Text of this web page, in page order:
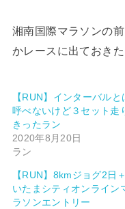
湘南国際マラソンの
かレースに出ておき
【RUN】インターバルと
呼べないけど３セット走
きったラン
2020年8月20日
ラン
【RUN】8kmジョグ2日
いたまシティオンライン
ラソンエントリー